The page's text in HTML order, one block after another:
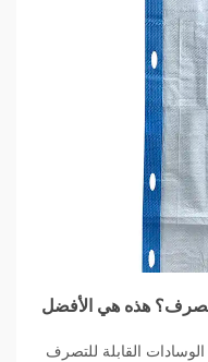
هذه هي الأفضل
القابلة للتصرف